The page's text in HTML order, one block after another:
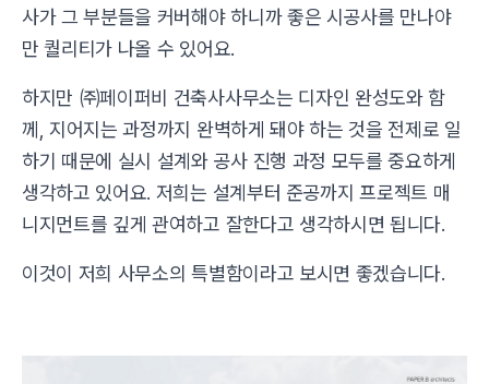
사가 그 부분들을 커버해야 하니까 좋은 시공사를 만나야
만 퀄리티가 나올 수 있어요.
하지만 ㈜페이퍼비 건축사사무소는 디자인 완성도와 함
께, 지어지는 과정까지 완벽하게 돼야 하는 것을 전제로 일
하기 때문에 실시 설계와 공사 진행 과정 모두를 중요하게
생각하고 있어요. 저희는 설계부터 준공까지 프로젝트 매
니지먼트를 깊게 관여하고 잘한다고 생각하시면 됩니다.
이것이 저희 사무소의 특별함이라고 보시면 좋겠습니다.